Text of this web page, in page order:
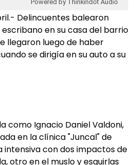
Powered by Thinkindot Audio
Delincuentes balearon
en su casa del barrio
llegaron luego de haber
se dirigía en su auto a su
como Ignacio Daniel Valdoni,
en la clínica "Juncal" de
con dos impactos de
otro en el muslo y esquirlas